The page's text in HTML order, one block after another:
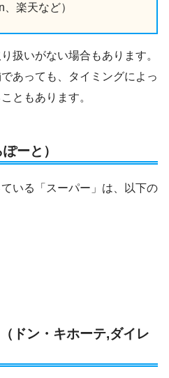
楽天など）
扱いがない場合もあります。
あっても、タイミングによっ
ともあります。
ーと）
いる「スーパー」は、以下の
ドン・キホーテ,ダイレ